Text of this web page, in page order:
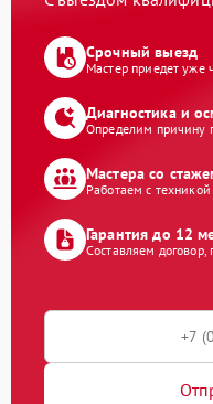
Срочный выезд
Мастер приедет уже
Диагностика и
Определим причину
Мастера со
Работаем с
Гарантия до 12
Составляем договор,